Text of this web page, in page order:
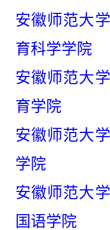
安徽师范大
育科学学院
安徽师范大
育学院
安徽师范大
学院
安徽师范大
国语学院